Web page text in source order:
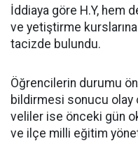
İddiaya göre H.Y, hem
ve yetiştirme
tacizde bulundu.
Öğrencilerin durumu
bildirmesi sonucu olay
veliler ise önceki gün
ve ilçe milli eğitim